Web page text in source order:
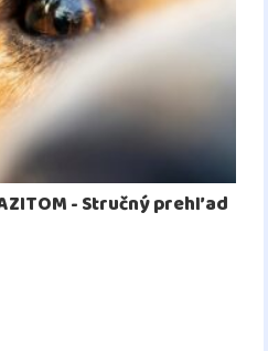
- Stručný prehľad